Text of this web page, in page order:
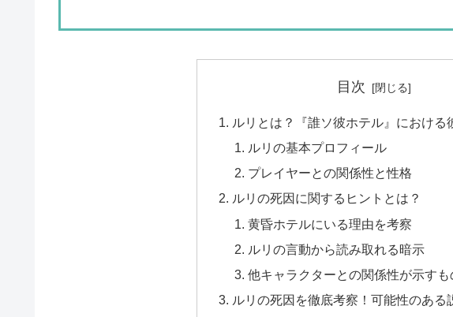
目次
ルリとは？『誰ソ彼ホテル』における
ルリの基本プロフィール
プレイヤーとの関係性と性格
ルリの死因に関するヒントとは？
黄昏ホテルにいる理由を考察
ルリの言動から読み取れる暗示
他キャラクターとの関係性が示すも
ルリの死因を徹底考察！可能性のある